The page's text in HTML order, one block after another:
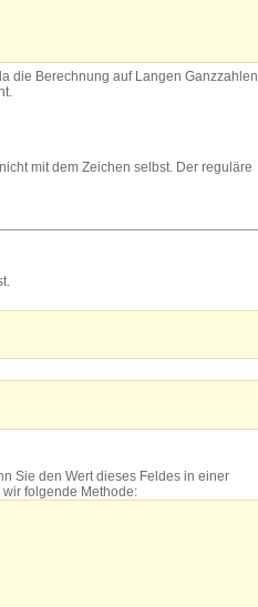
die Berechnung auf Langen Ganzzahlen
mit dem Zeichen selbst. Der reguläre
Sie den Wert dieses Feldes in einer
folgende Methode: